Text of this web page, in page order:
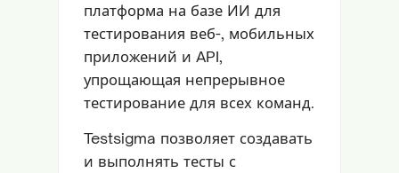
платформа на базе ИИ для
тестирования веб-, мобильных
приложений и API,
упрощающая непрерывное
тестирование для всех команд.
Testsigma позволяет создавать
и выполнять тесты с